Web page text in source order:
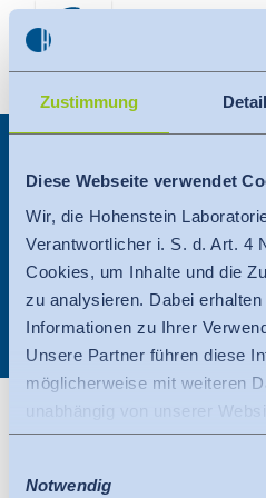
Zustimmung
Diese Webseite verwendet
Wir, die Hohenstein
Verantwortlicher i. S. d. Art. 4
Cookies, um Inhalte und die
zu analysieren. Dabei
Informationen zu Ihrer
Unsere Partner führen diese
möglicherweise mit weiteren
unabhängig von unserer
gesammelt haben.
Es findet eine
eine internationale
Notwendig
Global
English Deutsch
Suche
Suche